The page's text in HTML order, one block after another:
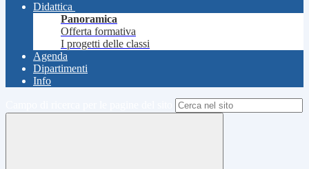
Didattica
Panoramica
Offerta formativa
I progetti delle classi
Agenda
Dipartimenti
Info